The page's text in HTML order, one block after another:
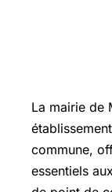
La mairie de
commune,
essentiels